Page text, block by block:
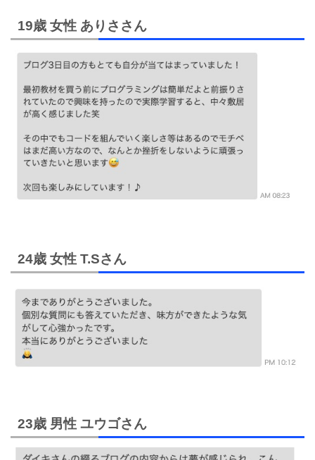
19歳 女性 ありささん
24歳 女性 T.Sさん
23歳 男性 ユウゴさん